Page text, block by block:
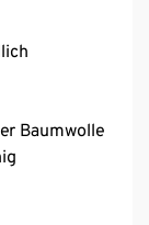
Baumwolle
Seiten
zu